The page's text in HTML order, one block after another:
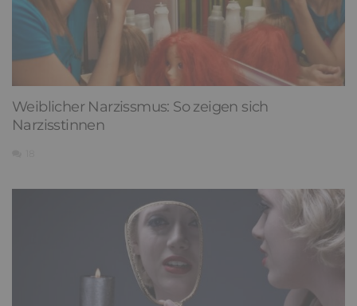
Weiblicher Narzissmus: So zeigen sich
Narzisstinnen